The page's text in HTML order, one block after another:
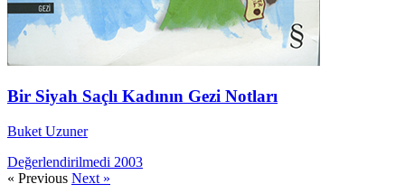
Bir Siyah Saçlı Kadının Gezi Notları
Buket Uzuner
Değerlendirilmedi 2003
« Previous Next »